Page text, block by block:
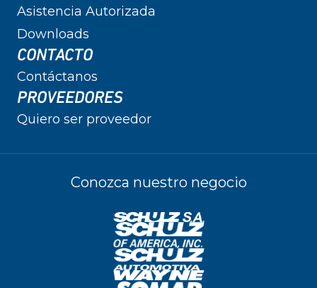
Asistencia Autorizada
Downloads
CONTACTO
Contáctanos
PROVEEDORES
Quiero ser proveedor
Conozca nuestro negocio